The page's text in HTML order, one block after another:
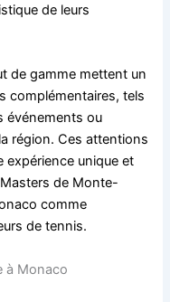
de leurs
de gamme mettent un
complémentaires, tels
événements ou
région. Ces attentions
expérience unique et
de Monte-
comme
de tennis.
à Monaco